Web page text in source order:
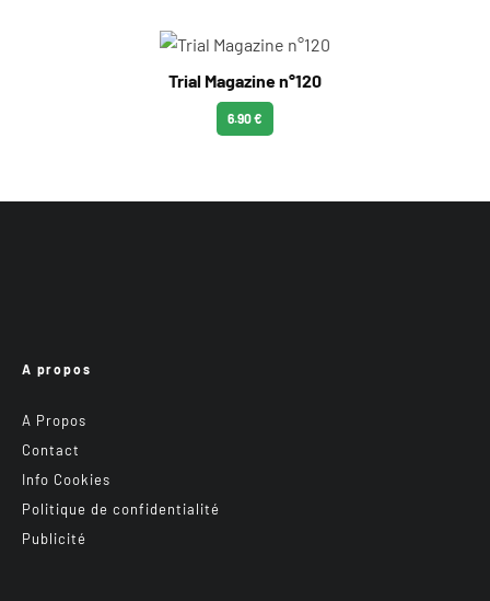
Trial Magazine n°120
6.90 €
A propos
A Propos
Contact
Info Cookies
Politique de confidentialité
Publicité